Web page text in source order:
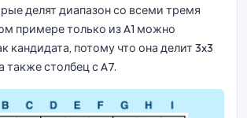
делят диапазон со всеми тремя
примере только из A1 можно
кандидата, потому что она делит 3x3
также столбец с A7.